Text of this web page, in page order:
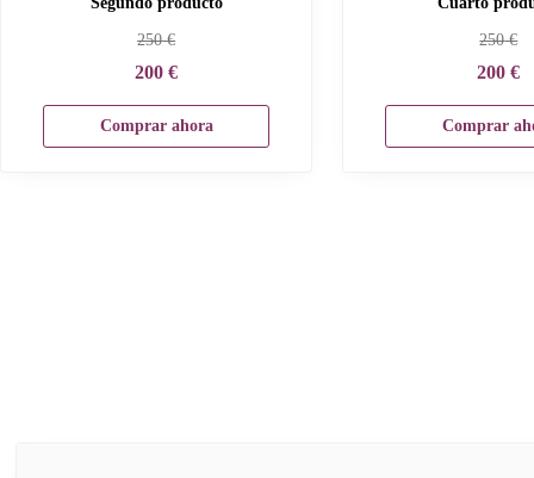
250€
200 €
Comprar ahora
250€
200 €
Comprar